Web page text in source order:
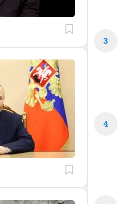
3
4